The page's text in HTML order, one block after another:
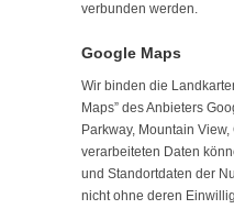
verbunden werden.
Google Maps
Wir binden die
Maps” des Anbieters
Parkway, Mountain
verarbeiteten Daten
und Standortdaten der
nicht ohne deren